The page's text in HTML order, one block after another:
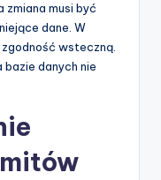
zmiana musi być
dane. W
wsteczną.
danych nie